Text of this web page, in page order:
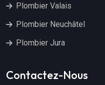
Plombier Valais
Plombier Neuchâtel
Plombier Jura
Contactez-Nous